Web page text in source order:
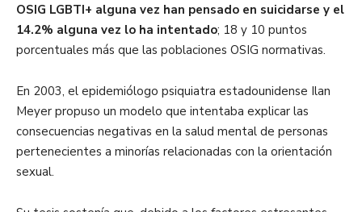
OSIG LGBTI+ alguna vez han pensado en suicidarse y el
14.2% alguna vez lo ha intentado; 18 y 10 puntos
porcentuales más que las poblaciones OSIG normativas.
En 2003, el epidemiólogo psiquiatra estadounidense Ilan
Meyer propuso un modelo que intentaba explicar las
consecuencias negativas en la salud mental de personas
pertenecientes a minorías relacionadas con la orientación
sexual.